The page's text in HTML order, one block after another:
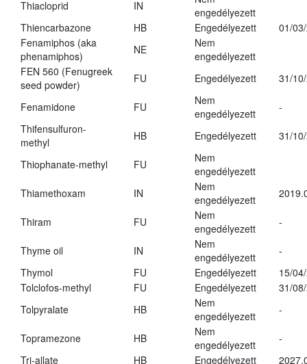
Thiacloprid
IN
engedélyezett
Thiencarbazone
HB Engedélyezett
01/
Fenamiphos (aka
phenamiphos)
NE
Nem
engedélyezett
FEN 560 (Fenugreek
seed powder)
FU Engedélyezett 31/
Fenamidone FU
Nem
engedélyezett
-
Thifensulfuron-
methyl
HB Engedélyezett 31/
Thiophanate-methyl FU
Nem
engedélyezett
Thiamethoxam
IN
Nem
engedélyezett
Thiram FU
Nem
engedélyezett
-
Thyme oil IN
Nem
engedélyezett
-
Thymol
FU Engedélyezett
15/
Tolclofos-methyl
FU Engedélyezett
31/
Tolpyralate
HB
Nem
engedélyezett
-
Topramezone HB
Nem
engedélyezett
-
Tri-allate
HB Engedélyezett